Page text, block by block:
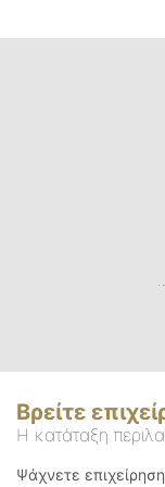
Βρείτε
Η κατάταξη
Ψάχνετε